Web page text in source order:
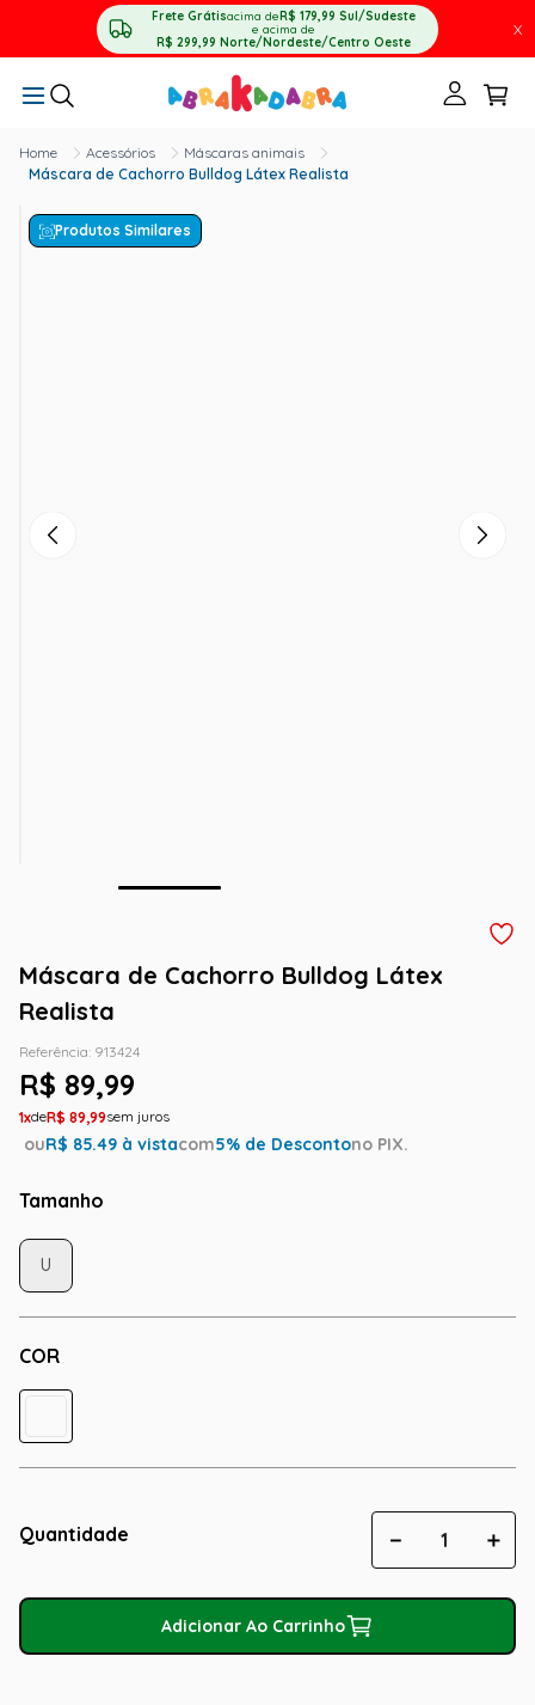
Frete Grátisacima deR$ 179,99 Sul/Sudeste
e acima de
R$ 299,99 Norte/Nordeste/Centro Oeste
X
Acessórios
Máscaras animais
Máscara de Cachorro Bulldog Látex Realista
Produtos Similares
Máscara de Cachorro Bulldog Látex
Realista
Referência: 913424
R$ 89,99
1 R$ 89,99
ouR$ 85.49 à vistacom5% de Descontono PIX.
Tamanho
COR
U
Quantidade ＋
－
Adicionar Ao Carrinho